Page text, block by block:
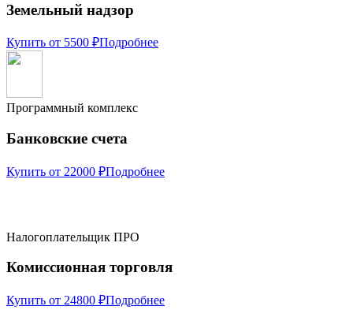
Земельный надзор
Купить от 5500 ₽Подробнее
Программный комплекс
Банковские счета
Купить от 22000 ₽Подробнее
Налогоплательщик ПРО
Комиссионная торговля
Купить от 24800 ₽Подробнее